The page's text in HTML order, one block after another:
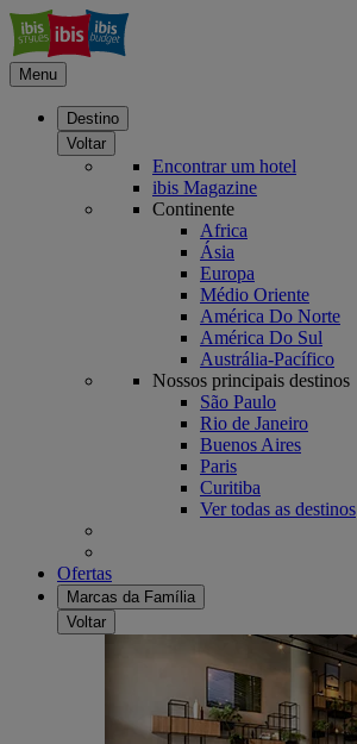
Menu
Destino
Voltar
Encontrar um hotel
ibis Magazine
Continente
Africa
Ásia
Europa
Médio Oriente
América Do Norte
América Do Sul
Austrália-Pacífico
Nossos principais destinos
São Paulo
Rio de Janeiro
Buenos Aires
Paris
Curitiba
Ver todas as destinos
Ofertas
Marcas da Família
Voltar